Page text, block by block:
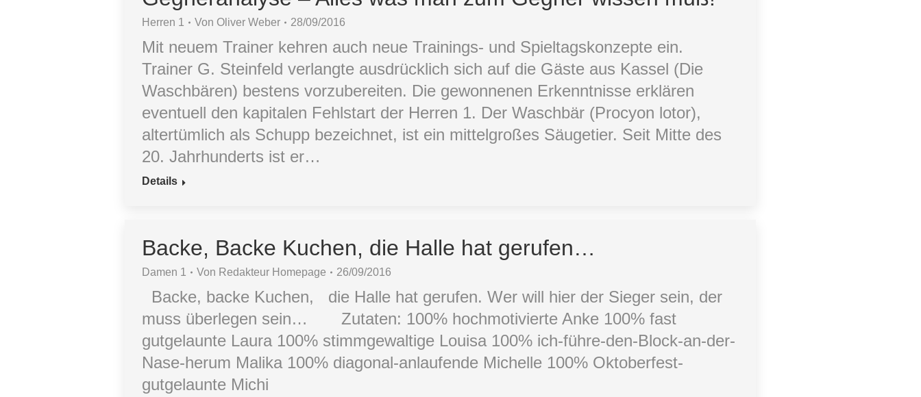
Herren 1 Von Oliver Weber 28/09/2016
Mit neuem Trainer kehren auch neue Trainings- und Spieltagskonzepte ein.
Trainer G. Steinfeld verlangte ausdrücklich sich auf die Gäste aus Kassel (Die
Waschbären) bestens vorzubereiten. Die gewonnenen Erkenntnisse erklären
eventuell den kapitalen Fehlstart der Herren 1. Der Waschbär (Procyon lotor),
altertümlich als Schupp bezeichnet, ist ein mittelgroßes Säugetier. Seit Mitte des
20. Jahrhunderts ist er…
Details
Backe, Backe Kuchen, die Halle hat gerufen…
Damen 1 Von Redakteur Homepage 26/09/2016
Backe, backe Kuchen, die Halle hat gerufen. Wer will hier der Sieger sein, der
muss überlegen sein… Zutaten: 100% hochmotivierte Anke 100% fast
gutgelaunte Laura 100% stimmgewaltige Louisa 100% ich-führe-den-Block-an-der-
Nase-herum Malika 100% diagonal-anlaufende Michelle 100% Oktoberfest-
gutgelaunte Michi